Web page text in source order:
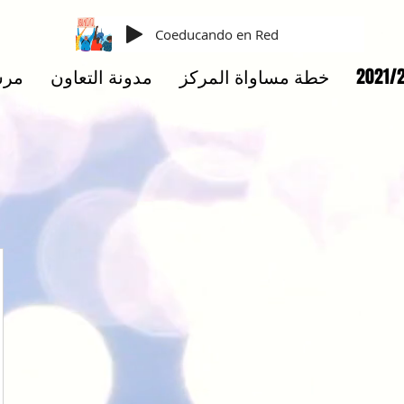
مدونة التعاون خطة مساواة المركز
Coeducando en Red